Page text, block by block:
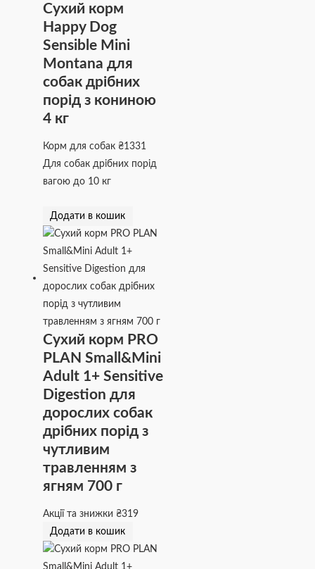
Сухий корм
Happy Dog
Sensible Mini
Montana для
собак дрібних
порід з кониною
4 кг
Корм для собак₴1331
Для собак дрібних порід
вагою до 10 кг
Додати в кошик
Сухий корм PRO
PLAN Small&Mini
Adult 1+ Sensitive
Digestion для
дорослих собак
дрібних порід з
чутливим
травленням з
ягням 700 г
Акції та знижки₴319
Додати в кошик